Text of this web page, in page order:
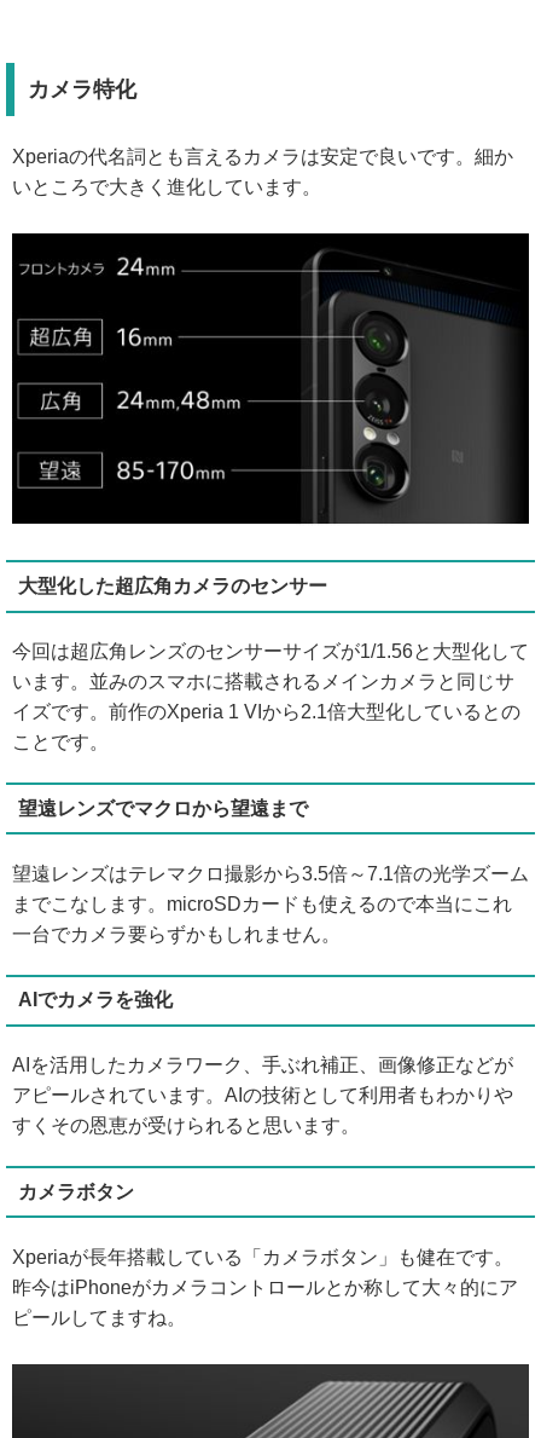
カメラ特化
Xperiaの代名詞とも言えるカメラは安定で良いです。細か
いところで大きく進化しています。
大型化した超広角カメラのセンサー
今回は超広角レンズのセンサーサイズが1/1.56と大型化して
います。並みのスマホに搭載されるメインカメラと同じサ
イズです。前作のXperia 1 VIから2.1倍大型化しているとの
ことです。
望遠レンズでマクロから望遠まで
望遠レンズはテレマクロ撮影から3.5倍～7.1倍の光学ズーム
までこなします。microSDカードも使えるので本当にこれ
一台でカメラ要らずかもしれません。
AIでカメラを強化
AIを活用したカメラワーク、手ぶれ補正、画像修正などが
アピールされています。AIの技術として利用者もわかりや
すくその恩恵が受けられると思います。
カメラボタン
Xperiaが長年搭載している「カメラボタン」も健在です。
昨今はiPhoneがカメラコントロールとか称して大々的にア
ピールしてますね。